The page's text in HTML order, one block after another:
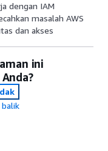
dengan IAM
masalah AWS
dan akses
ini
balik